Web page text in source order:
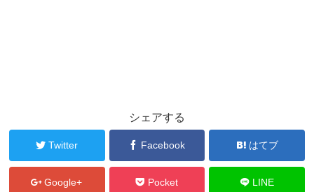
シェアする
Twitter Facebook はてブ
Google+ Pocket LINE